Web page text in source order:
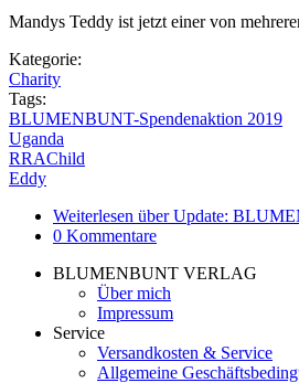
Mandys Teddy ist jetzt einer von
Kategorie:
Charity
Tags:
BLUMENBUNT-Spendenaktion 2019
Uganda
RRAChild
Eddy
Weiterlesen über Update:
0 Kommentare
BLUMENBUNT VERLAG
Über mich
Impressum
Service
Versandkosten & Service
Allgemeine